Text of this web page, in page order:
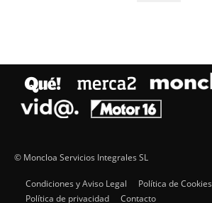
© Moncloa Servicios Integrales SL
Condiciones y Aviso Legal
Política de Cookies
Política de privacidad
Contacto